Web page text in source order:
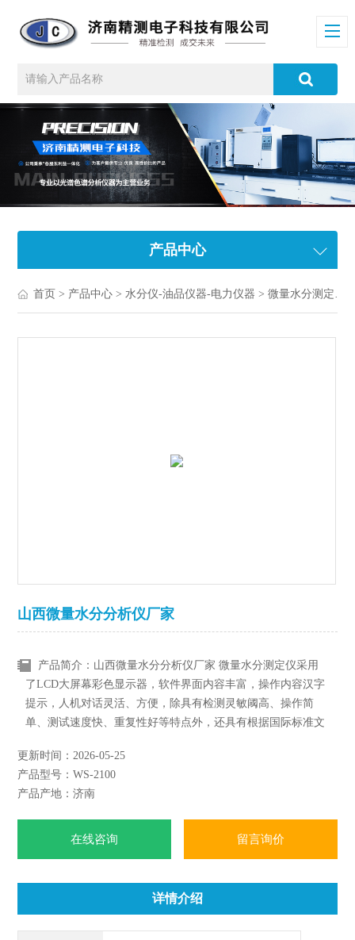
产品中心
首页 > 产品中心 >水分仪-油品仪器-电力仪器 >微量水分测定仪
山西微量水分分析仪厂家
产品简介：山西微量水分分析仪厂家 微量水分测定仪采用
了LCD大屏幕彩色显示器，软件界面内容丰富，操作内容汉字
提示，人机对话灵活、方便，除具有检测灵敏阈高、操作简
单、测试速度快、重复性好等特点外，还具有根据国际标准文
定过程由仪器自动控制，搅拌、测定60秒左右自动完成，直接
显示测定结果；全密封滴定池瓶，避免试剂与人接触，也避免
环境湿度的影响；
更新时间：2026-05-25
产品型号：WS-2100
产品产地：济南
在线咨询 留言询价
详情介绍